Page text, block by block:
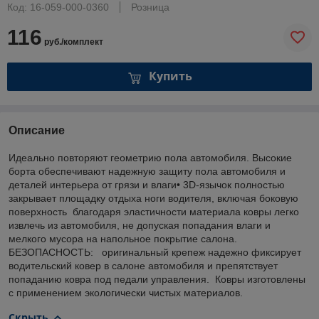
Код: 16-059-000-0360
Розница
116 руб./комплект
Купить
Описание
Идеально повторяют геометрию пола автомобиля. Высокие
борта обеспечивают надежную защиту пола автомобиля и
деталей интерьера от грязи и влаги• 3D-язычок полностью
закрывает площадку отдыха ноги водителя, включая боковую
поверхность благодаря эластичности материала ковры легко
извлечь из автомобиля, не допуская попадания влаги и
мелкого мусора на напольное покрытие салона.
БЕЗОПАСНОСТЬ: оригинальный крепеж надежно фиксирует
водительский ковер в салоне автомобиля и препятствует
попаданию ковра под педали управления. Ковры изготовлены
с применением экологически чистых материалов.